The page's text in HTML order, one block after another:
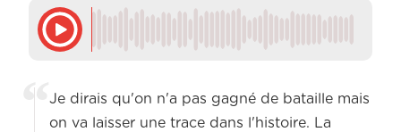
Je dirais qu'on n'a pas gagné de bataille mais
on va laisser une trace dans l'histoire. La